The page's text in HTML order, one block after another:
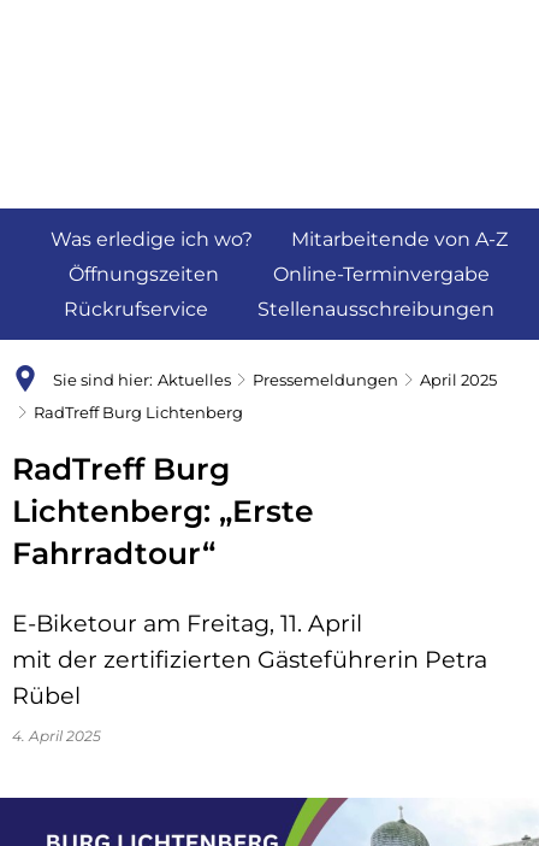
Was erledige ich wo?
Mitarbeitende von A-Z
Öffnungszeiten
Online-Terminvergabe
Rückrufservice
Stellenausschreibungen
Sie sind hier: Aktuelles Pressemeldungen
April 2025
RadTreff Burg Lichtenberg
RadTreff Burg
Lichtenberg: „Erste
Fahrradtour“
E-Biketour am Freitag, 11. April
mit der zertifizierten Gästeführerin Petra
Rübel
4. April 2025